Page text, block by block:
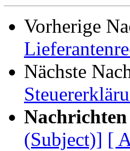
Vorherige
Nächste
(Subject)] [